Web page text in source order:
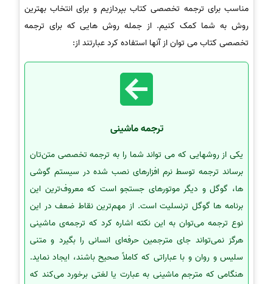
مناسب برای ترجمه تخصصی کتاب بپردازیم و برای انتخاب بهترین
روش به شما کمک کنیم. از جمله روش هایی که برای ترجمه
تخصصی کتاب می توان از آنها استفاده کرد عبارتند از:
ترجمه ماشینی
یکی از روشهایی که می تواند شما را به ترجمه تخصصی متن‌تان
برساند ترجمه توسط نرم افزارهای نصب شده در سیستم گوشی
ها، گوگل و دیگر موتورهای جستجو است که معروف‌ترین این
برنامه ها گوگل ترنسلیت است. از مهم‌ترین نقاط ضعف در این
نوع ترجمه می‌توان به این نکته اشاره کرد که ترجمه‌ی ماشینی
هرگز نمی‌تواند جای مترجمین حرفه‌ای انسانی را بگیرد و متنی
سلیس و روان و با عباراتی که کاملاً صحیح باشند، ایجاد نماید.
هنگامی که مترجم ماشینی به عبارت یا لغتی برخورد می‌کند که